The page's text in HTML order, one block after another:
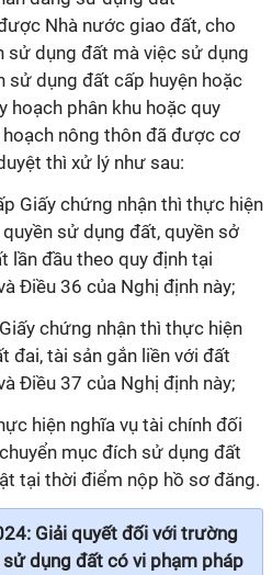
Nhà nước giao đất, cho
sử dụng đất mà việc sử dụng
sử dụng đất cấp huyện hoặc
hoạch phân khu hoặc quy
nông thôn đã được cơ
thì xử lý như sau:
Giấy chứng nhận thì thực hiện
quyền sử dụng đất, quyền sở
lần đầu theo quy định tại
Điều 36 của Nghị định này;
chứng nhận thì thực hiện
đai, tài sản gắn liền với đất
Điều 37 của Nghị định này;
hiện nghĩa vụ tài chính đối
mục đích sử dụng đất
tại thời điểm nộp hồ sơ đăng.
Giải quyết đối với trường
sử dụng đất có vi phạm pháp